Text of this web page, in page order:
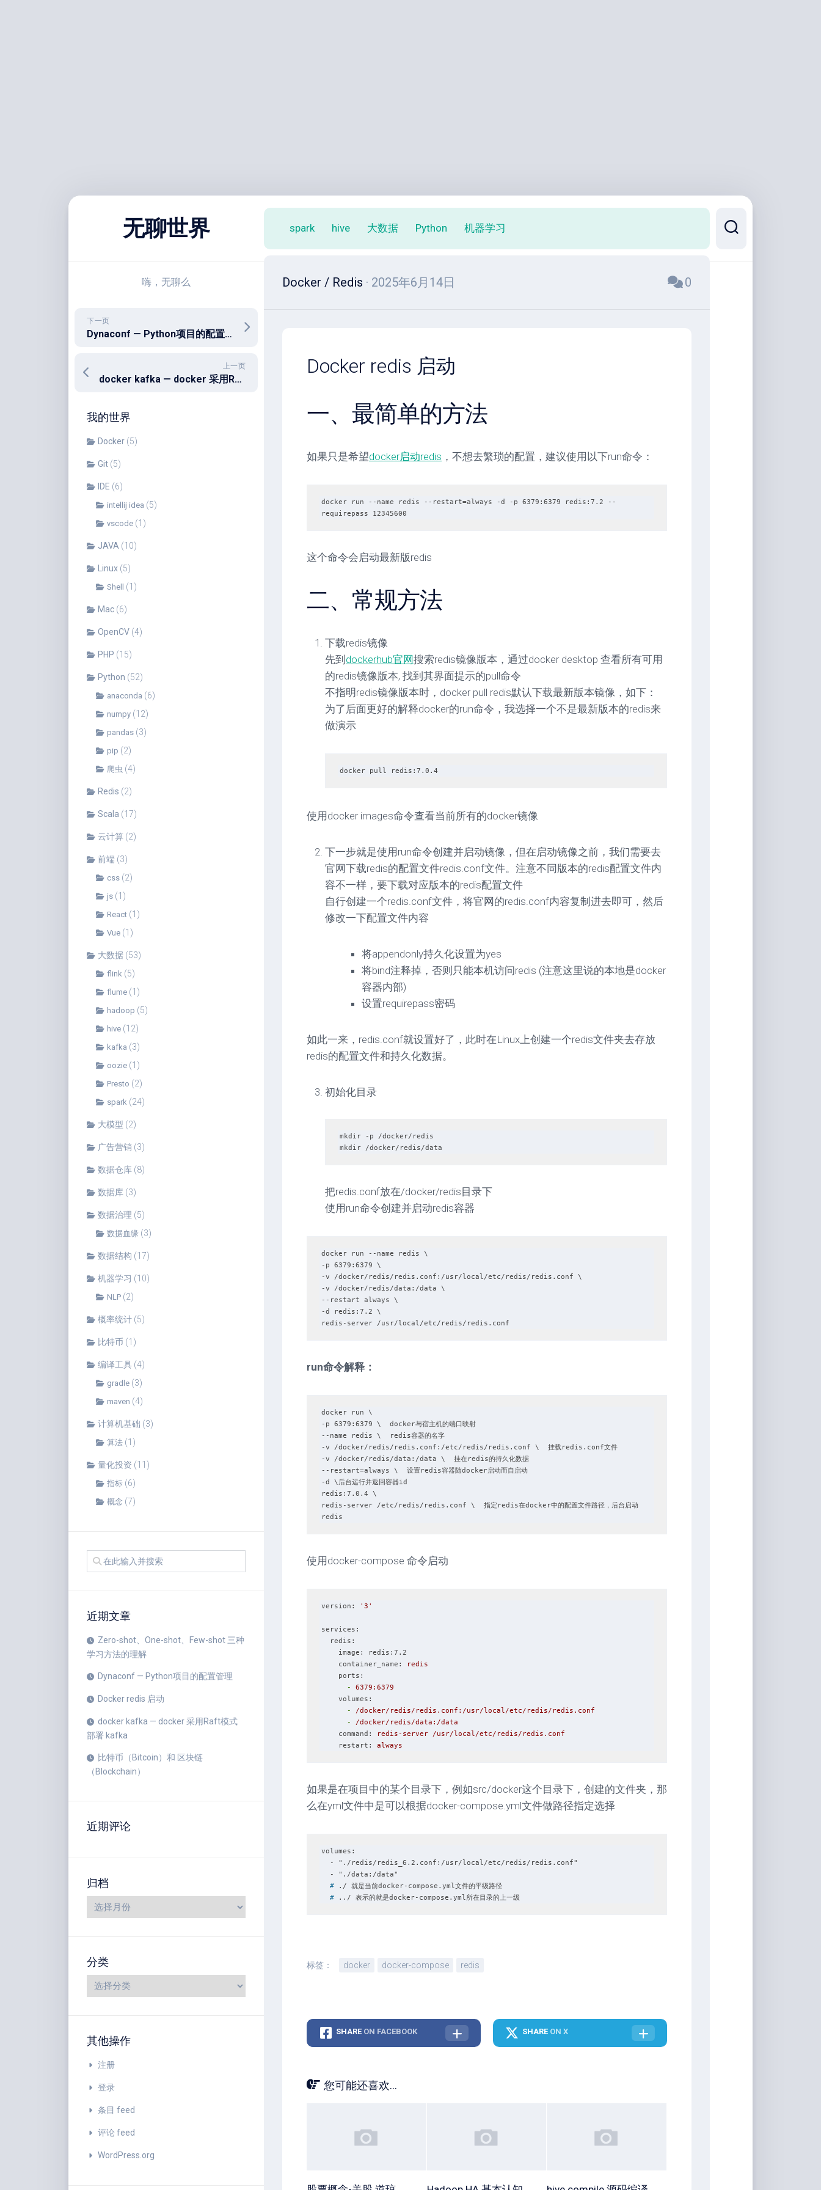
无聊世界
嗨，无聊么
下一页
Dynaconf — Python项目的配置管理
上一页
docker kafka — docker 采用Raft模式部署 kafka
我的世界
Docker (5)
Git (5)
IDE (6)
intellij idea (5)
vscode (1)
JAVA (10)
Linux (5)
Shell (1)
Mac (6)
OpenCV (4)
PHP (15)
Python (52)
anaconda (6)
numpy (12)
pandas (3)
pip (2)
爬虫 (4)
Redis (2)
Scala (17)
云计算 (2)
前端 (3)
css (2)
js (1)
React (1)
Vue (1)
大数据 (53)
flink (5)
flume (1)
hadoop (5)
hive (12)
kafka (3)
oozie (1)
Presto (2)
spark (24)
大模型 (2)
广告营销 (3)
数据仓库 (8)
数据库 (3)
数据治理 (5)
数据血缘 (3)
数据结构 (17)
机器学习 (10)
NLP (2)
概率统计 (5)
比特币 (1)
编译工具 (4)
gradle (3)
maven (4)
计算机基础 (3)
算法 (1)
量化投资 (11)
指标 (6)
概念 (7)
近期文章
Zero-shot、One-shot、Few-shot 三种
学习方法的理解
Dynaconf — Python项目的配置管理
Docker redis 启动
docker kafka — docker 采用Raft模式
部署 kafka
比特币（Bitcoin）和 区块链
（Blockchain）
近期评论
归档
分类
其他操作
注册
登录
条目 feed
评论 feed
WordPress.org
spark hive 大数据 Python 机器学习
Docker / Redis · 2025年6月14日 0
Docker redis 启动
一、最简单的方法
如果只是希望docker启动redis ，不想去繁琐的配置，建议使用以下run命令：
docker run --name redis --restart=always -d -p 6379:6379 redis:7.2 --
requirepass 12345600
这个命令会启动最新版redis
二、常规方法
下载redis镜像
先到 dockerhub官网搜索redis镜像版本，通过docker desktop 查看所有可用
的redis镜像版本, 找到其界面提示的pull命令
不指明redis镜像版本时，docker pull redis默认下载最新版本镜像，如下：
为了后面更好的解释docker的run命令，我选择一个不是最新版本的redis来
做演示
docker pull redis:7.0.4
使用docker images命令查看当前所有的docker镜像
下一步就是使用run命令创建并启动镜像，但在启动镜像之前，我们需要去
官网下载redis的配置文件redis.conf文件。注意不同版本的redis配置文件内
容不一样，要下载对应版本的redis配置文件
自行创建一个redis.conf文件，将官网的redis.conf内容复制进去即可，然后
修改一下配置文件内容
将appendonly持久化设置为yes
将bind注释掉，否则只能本机访问redis (注意这里说的本地是docker
容器内部)
设置requirepass密码
如此一来，redis.conf就设置好了，此时在Linux上创建一个redis文件夹去存放
redis的配置文件和持久化数据。
初始化目录
mkdir -p /docker/redis
mkdir /docker/redis/data
把redis.conf放在/docker/redis目录下
使用run命令创建并启动redis容器
docker run --name redis \
-p 6379:6379 \
-v /docker/redis/redis.conf:/usr/local/etc/redis/redis.conf \
-v /docker/redis/data:/data \
--restart always \
-d redis:7.2 \
redis-server /usr/local/etc/redis/redis.conf
run命令解释：
docker run \
-p 6379:6379 \  docker与宿主机的端口映射
--name redis \  redis容器的名字
-v /docker/redis/redis.conf:/etc/redis/redis.conf \  挂载redis.conf文件
-v /docker/redis/data:/data \  挂在redis的持久化数据
--restart=always \  设置redis容器随docker启动而自启动
-d \后台运行并返回容器id
redis:7.0.4 \
redis-server /etc/redis/redis.conf \  指定redis在docker中的配置文件路径，后台启动
redis
使用docker-compose 命令启动
version: '3'
services:
  redis:
    image:
redis:7.2
    container_name:
redis
    ports:
      -
6379 :6379
    volumes:
      -
/docker/redis/redis.conf:/usr/local/etc/redis/redis.conf
      -
/docker/redis/data:/data
    command:
redis-server
/usr/local/etc/redis/redis.conf
    restart:
always
如果是在项目中的某个目录下，例如src/docker这个目录下，创建的文件夹，那
么在yml文件中是可以根据docker-compose.yml文件做路径指定选择
volumes:
  #
./ 就是当前docker-compose.yml文件的平级路径
  #
../ 表示的就是docker-compose.yml所在目录的上一级
标签： docker docker-compose redis
SHARE ON FACEBOOK SHARE ON X
您可能还喜欢...